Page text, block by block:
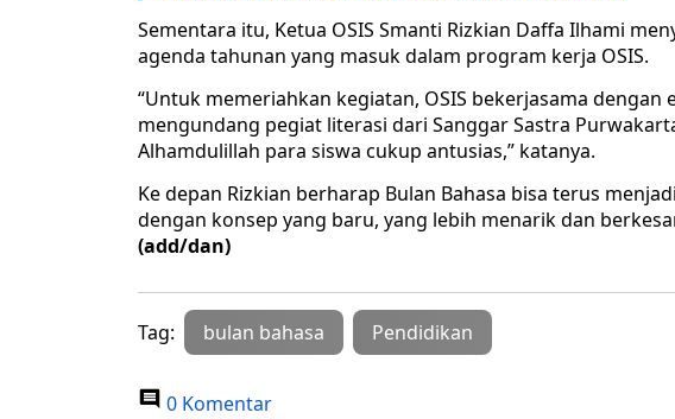
Sementara itu, Ketua OSIS Smanti Rizkian Daffa Ilhami
agenda tahunan yang masuk dalam program kerja OSIS.
“Untuk memeriahkan kegiatan, OSIS bekerjasama
mengundang pegiat literasi dari Sanggar Sastra
Alhamdulillah para siswa cukup antusias,” katanya.
Ke depan Rizkian berharap Bulan Bahasa bisa terus
dengan konsep yang baru, yang lebih menarik dan
(add/dan)
Tag: bulan bahasa Pendidikan
0 Komentar